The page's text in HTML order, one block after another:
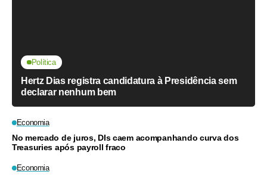
Política
Hertz Dias registra candidatura à Presidência sem
declarar nenhum bem
Economia
No mercado de juros, DIs caem acompanhando curva dos
Treasuries após payroll fraco
Economia